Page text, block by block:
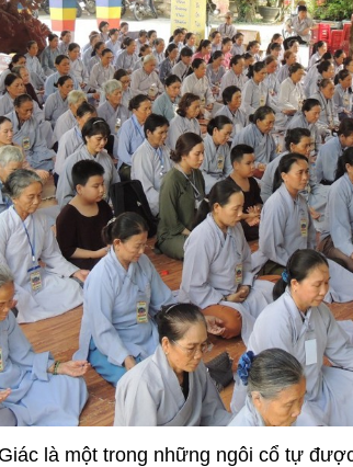
là một trong những ngôi cổ tự